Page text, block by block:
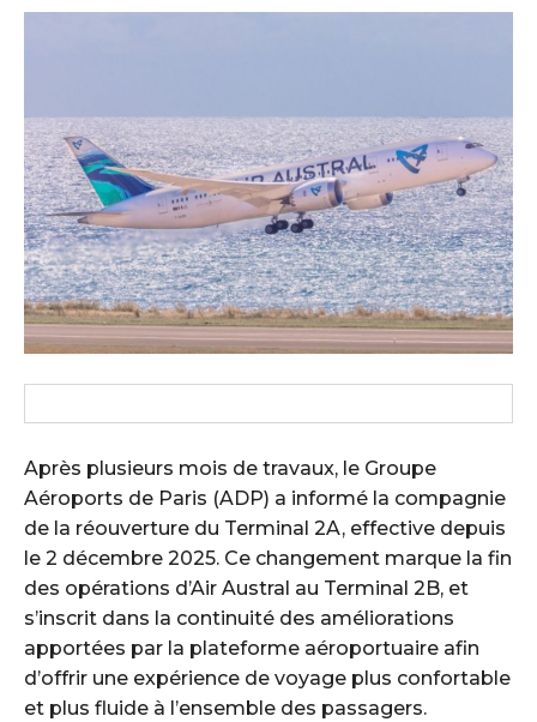
Après plusieurs mois de travaux, le Groupe
Aéroports de Paris (ADP) a informé la compagnie
de la réouverture du Terminal 2A, effective depuis
le 2 décembre 2025. Ce changement marque la fin
des opérations d’Air Austral au Terminal 2B, et
s’inscrit dans la continuité des améliorations
apportées par la plateforme aéroportuaire afin
d’offrir une expérience de voyage plus confortable
et plus fluide à l’ensemble des passagers.